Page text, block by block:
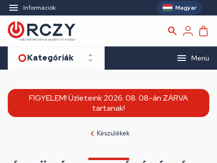
Információk Magyar
Kategóriák Menü
FIGYELEM! Üzleteink 2026. 08. 08-án ZÁRVA
tartanak!
Készülékek